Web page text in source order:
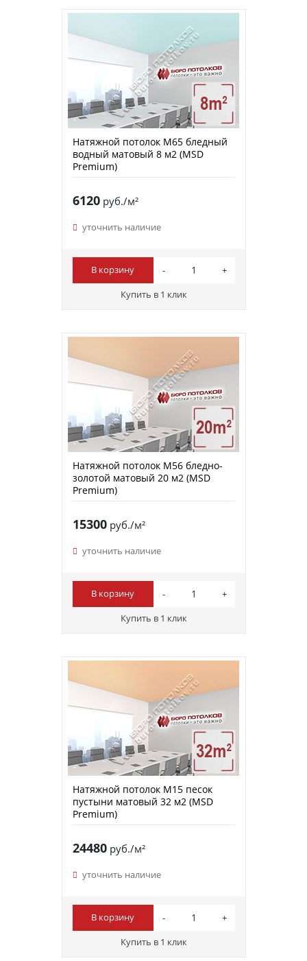
Натяжной потолок M65 бледный
водный матовый 8 м2 (MSD
Premium)
6120руб./м²
уточнить наличие
В корзину
Купить в 1 клик
Натяжной потолок M56 бледно-
золотой матовый 20 м2 (MSD
Premium)
15300руб./м²
уточнить наличие
В корзину
Купить в 1 клик
Натяжной потолок M15 песок
пустыни матовый 32 м2 (MSD
Premium)
24480руб./м²
уточнить наличие
В корзину
Купить в 1 клик